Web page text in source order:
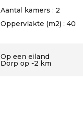
Aantal kamers : 2
Oppervlakte (m2) : 40
Op een eiland
Dorp op -2 km